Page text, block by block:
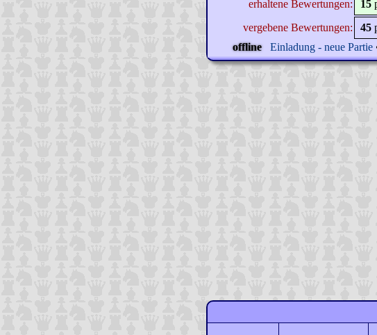
erhaltene Bewertungen: 15
vergebene Bewertungen:
45
offline
Einladung - neue Partie